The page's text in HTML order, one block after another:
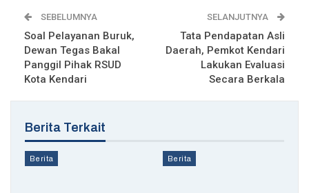
SEBELUMNYA
Soal Pelayanan Buruk,
Dewan Tegas Bakal
Panggil Pihak RSUD
Kota Kendari
SELANJUTNYA
Tata Pendapatan Asli
Daerah, Pemkot Kendari
Lakukan Evaluasi
Secara Berkala
Berita Terkait
Berita Berita